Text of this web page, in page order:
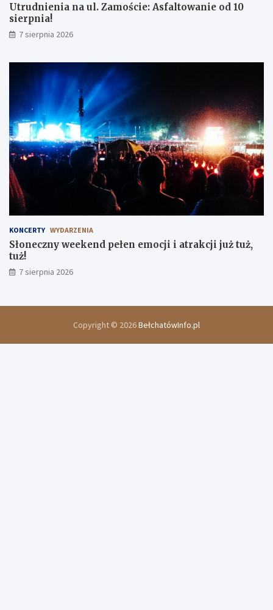
Utrudnienia na ul. Zamoście: Asfaltowanie od 10
sierpnia!
7 sierpnia 2026
KONCERTY WYDARZENIA
Słoneczny weekend pełen emocji i atrakcji już tuż,
tuż!
7 sierpnia 2026
Copyright © 2026BełchatówInfo.pl